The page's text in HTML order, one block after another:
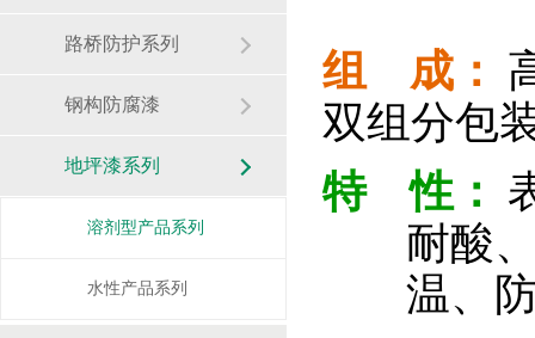
路桥防护系列
钢构防腐漆
地坪漆系列
溶剂型产品系列
水性产品系列
组 成：
双组分包
特
性：
耐酸
温、